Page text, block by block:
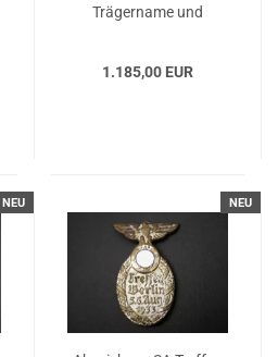
Trägername und
1.185,00 EUR
NEU NEU